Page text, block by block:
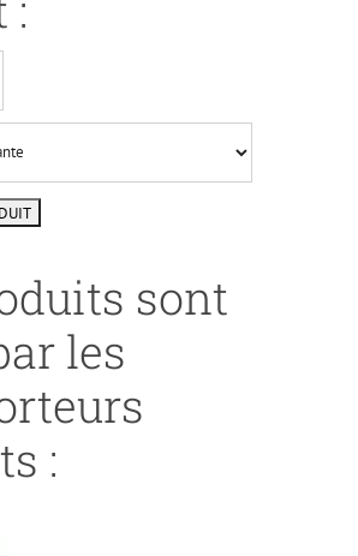
sont
les
: